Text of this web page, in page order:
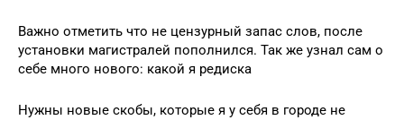
Важно отметить что не цензурный запас слов, после
установки магистралей пополнился. Так же узнал сам о
себе много нового: какой я редиска
Нужны новые скобы, которые я у себя в городе не